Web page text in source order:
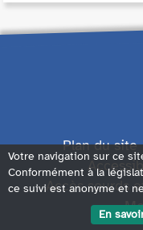
Plan du site
Accès sourds
Votre navigation sur ce
Conformément à la
ce suivi est anonyme et
En